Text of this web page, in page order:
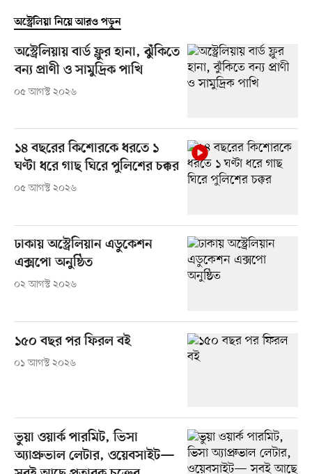
অস্ট্রেলিয়া নিয়ে আরও পড়ুন
অস্ট্রেলিয়ায় বার্ড ফ্লুর হানা, ঝুঁকিতে
বন্য প্রাণী ও সামুদ্রিক পাখি
০৫ আগস্ট ২০২৬
১৪ বছরের কিশোরকে ধরতে ১
ঘণ্টা ধরে গাছ ঘিরে পুলিশের চক্কর
০৫ আগস্ট ২০২৬
ঢাকায় অস্ট্রেলিয়ান এডুকেশন
এক্সপো অনুষ্ঠিত
০২ আগস্ট ২০২৬
১৫০ বছর পর ফিরল বই
০১ আগস্ট ২০২৬
ভুয়া ওয়ার্ক পারমিট, ভিসা
অ্যাপ্রুভাল লেটার, ওয়েবসাইট—